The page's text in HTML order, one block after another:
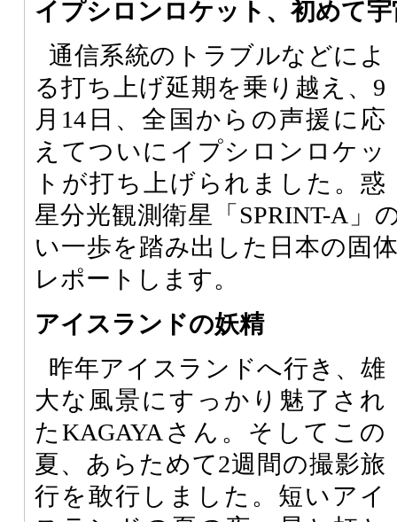
イプシロンロケット、初めて
通信系統のトラブルなどによ
る打ち上げ延期を乗り越え、9
月14日、全国からの声援に応
えてついにイプシロンロケッ
トが打ち上げられました。惑
星分光観測衛星「SPRINT-A」
い一歩を踏み出した日本の固
レポートします。
アイスランドの妖精
昨年アイスランドへ行き、雄
大な風景にすっかり魅了され
たKAGAYAさん。そしてこの
夏、あらためて2週間の撮影旅
行を敢行しました。短いアイ